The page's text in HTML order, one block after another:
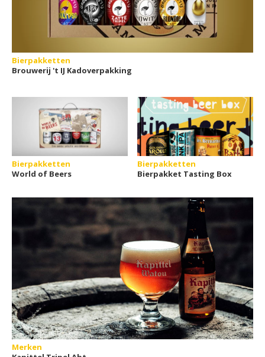
Bierpakketten
Brouwerij 't IJ Kadoverpakking
Bierpakketten
World of Beers
Bierpakketten
Bierpakket Tasting Box
Merken